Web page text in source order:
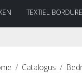
TEXTIEL
Catalogus